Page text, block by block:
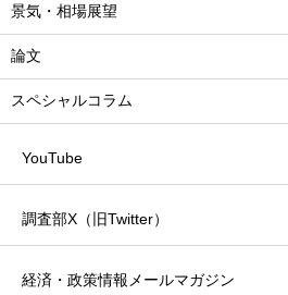
景気・相場展望
論文
スペシャルコラム
YouTube
調査部X（旧Twitter）
経済・政策情報 メールマガジン